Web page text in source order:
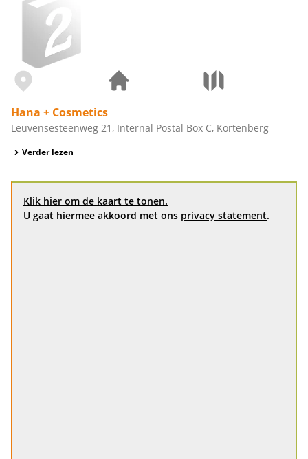
Hana + Cosmetics
Leuvensesteenweg 21, Internal Postal Box C, Kortenberg
Verder lezen
Klik hier om de kaart te tonen.
U gaat hiermee akkoord met ons privacy statement.